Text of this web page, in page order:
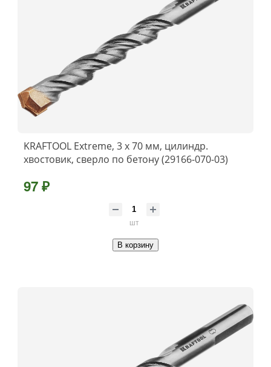
KRAFTOOL Extreme, 3 х 70 мм, цилиндр.
хвостовик, сверло по бетону (29166-070-03)
97 ₽
шт
В корзину